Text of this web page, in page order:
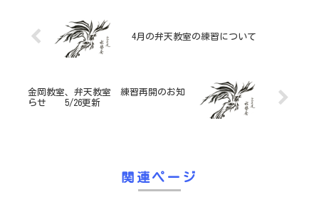
4月の弁天教室の練習について
金岡教室、弁天教室 練習再開のお知
らせ 5/26更新
関連ページ